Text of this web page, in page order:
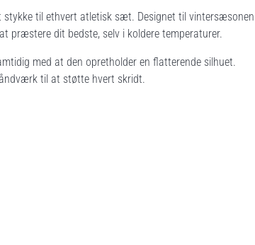
til ethvert atletisk sæt. Designet til vintersæsonen
præstere dit bedste, selv i koldere temperaturer.
med at den opretholder en flatterende silhuet.
til at støtte hvert skridt.